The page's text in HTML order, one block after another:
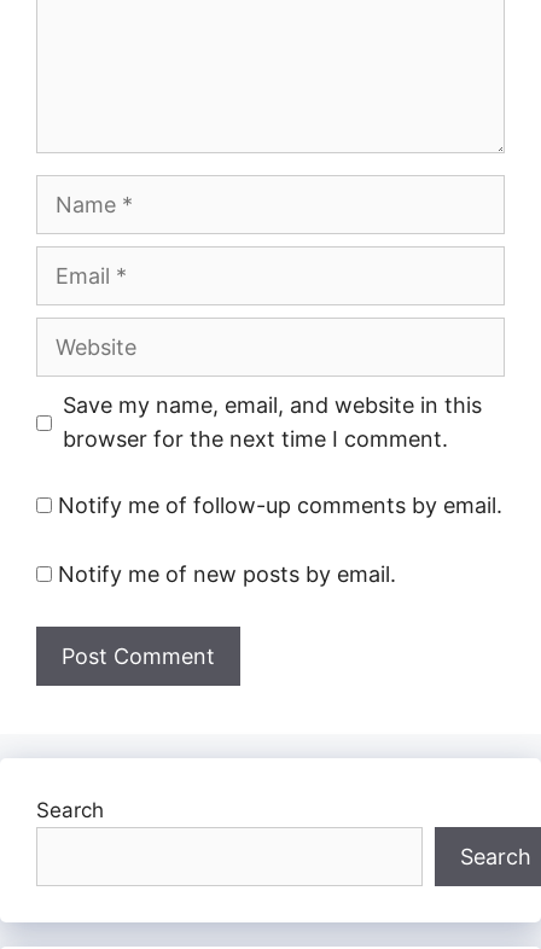
Website
Save my name, email, and website in this
browser for the next time I comment.
Notify me of follow-up comments by email.
Notify me of new posts by email.
Search
Search